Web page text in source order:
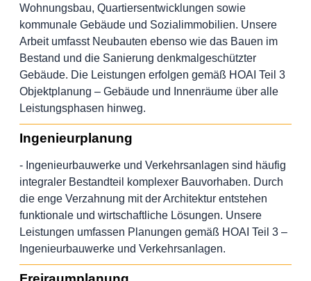
Wohnungsbau, Quartiersentwicklungen sowie
kommunale Gebäude und Sozialimmobilien. Unsere
Arbeit umfasst Neubauten ebenso wie das Bauen im
Bestand und die Sanierung denkmalgeschützter
Gebäude. Die Leistungen erfolgen gemäß HOAI Teil 3
Objektplanung – Gebäude und Innenräume über alle
Leistungsphasen hinweg.
Ingenieurplanung
- Ingenieurbauwerke und Verkehrsanlagen sind häufig
integraler Bestandteil komplexer Bauvorhaben. Durch
die enge Verzahnung mit der Architektur entstehen
funktionale und wirtschaftliche Lösungen. Unsere
Leistungen umfassen Planungen gemäß HOAI Teil 3 –
Ingenieurbauwerke und Verkehrsanlagen.